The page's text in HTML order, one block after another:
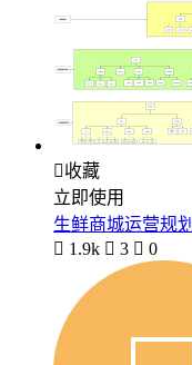
收藏
立即使用
生鲜商城运营规划
 1.9k  3  0